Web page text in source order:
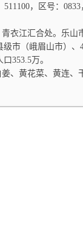
，区号：0833
衣江汇合处。乐山
市（峨眉山市）
353.5万。
、黄花菜、黄连、